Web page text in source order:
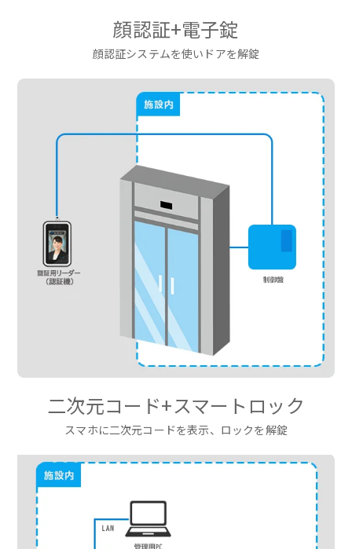
顔認証+電子錠
顔認証システムを使いドアを解錠
二次元コード+スマートロック
スマホに二次元コードを表示、ロックを解錠